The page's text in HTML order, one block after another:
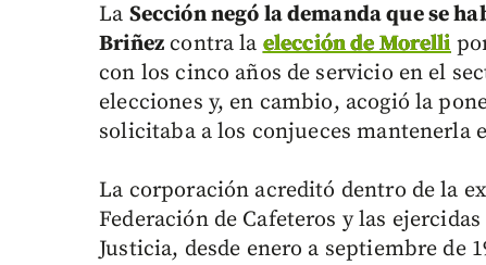
La Sección negó la demanda que se
Briñez contra laelección de Morelli
con los cinco años de servicio en el
elecciones y, en cambio, acogió la
solicitaba a los conjueces mantenerla
La corporación acreditó dentro de la
Federación de Cafeteros y las
Justicia, desde enero a septiembre de